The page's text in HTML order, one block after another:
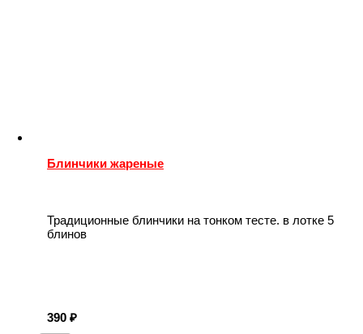
Блинчики жареные
Традиционные блинчики на тонком тесте. в лотке 5
блинов
390